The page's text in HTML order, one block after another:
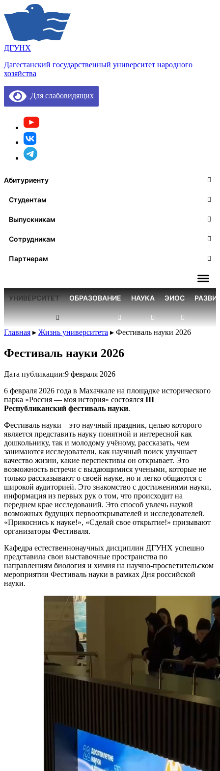
ДГУНХ
Дагестанский государственный университет народного
хозяйства
Для слабовидящих
Абитуриенту
Студентам
Выпускникам
Сотрудникам
Партнерам
УНИВЕРСИТЕТ ОБРАЗОВАНИЕ НАУКА ЭИОС
Главная ▸ Жизнь университета ▸ Фестиваль науки 2026
Фестиваль науки 2026
Дата публикации:9 февраля 2026
6 февраля 2026 года в Махачкале на площадке исторического
парка «Россия — моя история» состоялся III
Республиканский фестиваль науки.
Фестиваль науки – это научный праздник, целью которого
является представить науку понятной и интересной как
дошкольнику, так и молодому учёному, рассказать, чем
занимаются исследователи, как научный поиск улучшает
качество жизни, какие перспективы он открывает. Это
возможность встречи с выдающимися учеными, которые не
только рассказывают о своей науке, но и легко общаются с
широкой аудиторией. Это знакомство с достижениями науки,
информация из первых рук о том, что происходит на
переднем крае исследований. Это способ увлечь наукой
возможных будущих первооткрывателей и исследователей.
«Прикоснись к науке!», «Сделай свое открытие!» призывают
организаторы Фестиваля.
Кафедра естественнонаучных дисциплин ДГУНХ успешно
представила свои выставочные пространства по
направлениям биология и химия на научно-просветительском
мероприятии Фестиваль науки в рамках Дня российской
науки.